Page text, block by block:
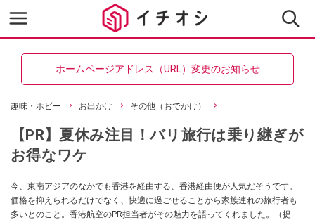
ホームページアドレス（URL）変更のお知らせ
趣味・ホビー お出かけ その他（おでかけ）
【PR】夏休み注目！バリ旅行は乗り継ぎが
お得なワケ
今、東南アジアのなかでも香港を経由する、香港経由便が人気だそうです。
価格を抑えられるだけでなく、快適に過ごせることから家族連れの旅行者も
多いとのこと。香港航空のPR担当者がその魅力を語ってくれました。（提